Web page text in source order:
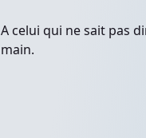
A celui qui ne sait pas
main.